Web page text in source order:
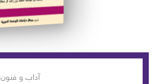
آداب و فنون